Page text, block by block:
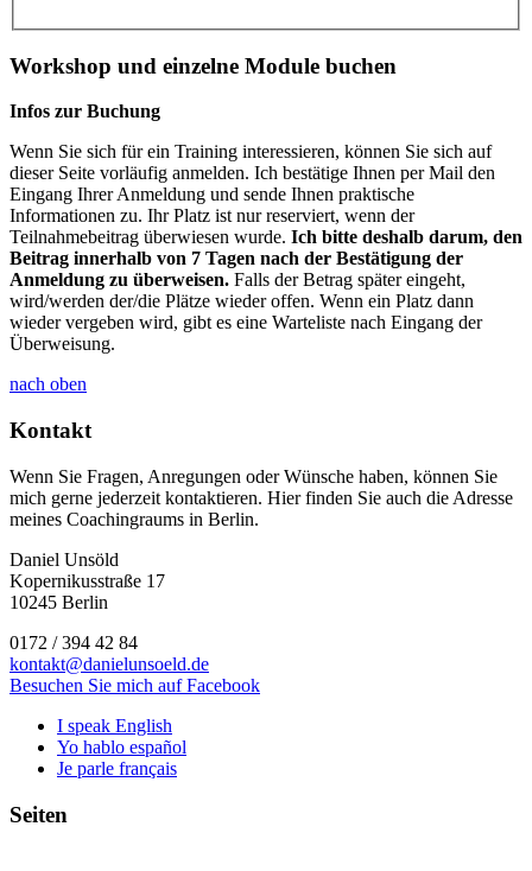
Workshop und einzelne Module buchen
Infos zur Buchung
Wenn Sie sich für ein Training interessieren, können Sie sich auf
dieser Seite vorläufig anmelden. Ich bestätige Ihnen per Mail den
Eingang Ihrer Anmeldung und sende Ihnen praktische
Informationen zu. Ihr Platz ist nur reserviert, wenn der
Teilnahmebeitrag überwiesen wurde. Ich bitte deshalb darum, den
Beitrag innerhalb von 7 Tagen nach der Bestätigung der
Anmeldung zu überweisen. Falls der Betrag später eingeht,
wird/werden der/die Plätze wieder offen. Wenn ein Platz dann
wieder vergeben wird, gibt es eine Warteliste nach Eingang der
Überweisung.
nach oben
Kontakt
Wenn Sie Fragen, Anregungen oder Wünsche haben, können Sie
mich gerne jederzeit kontaktieren. Hier finden Sie auch die Adresse
meines Coachingraums in Berlin.
Daniel Unsöld
Kopernikusstraße 17
10245 Berlin
0172 / 394 42 84
kontakt@danielunsoeld.de
Besuchen Sie mich auf Facebook
I speak English
Yo hablo español
Je parle français
Seiten